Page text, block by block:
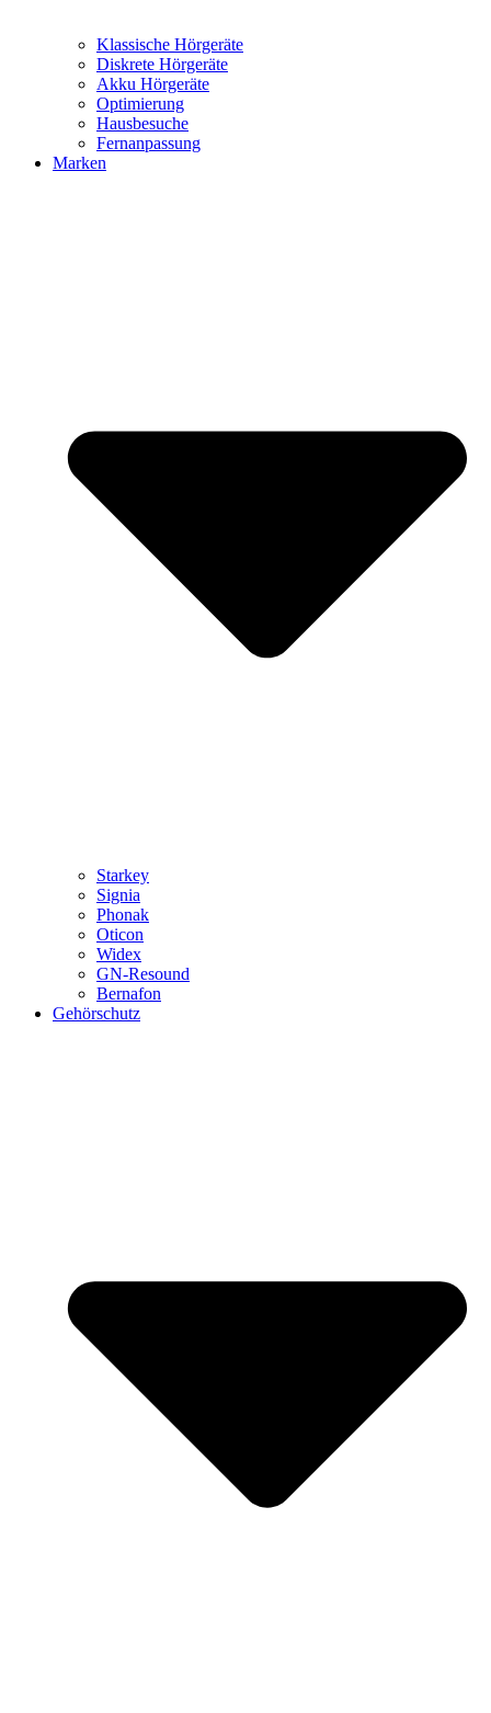
Klassische Hörgeräte
Diskrete Hörgeräte
Akku Hörgeräte
Optimierung
Hausbesuche
Fernanpassung
Marken
Starkey
Signia
Phonak
Oticon
Widex
GN-Resound
Bernafon
Gehörschutz